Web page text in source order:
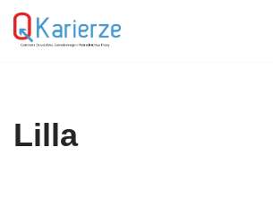
Przejdź
Lilla